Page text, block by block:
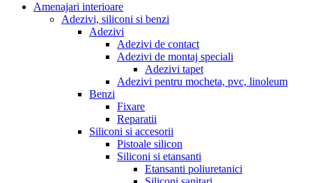
Amenajari interioare
Adezivi, siliconi si benzi
Adezivi
Adezivi de contact
Adezivi de montaj speciali
Adezivi tapet
Adezivi pentru mocheta, pvc, linoleum
Benzi
Fixare
Reparatii
Siliconi si accesorii
Pistoale silicon
Siliconi si etansanti
Etansanti poliuretanici